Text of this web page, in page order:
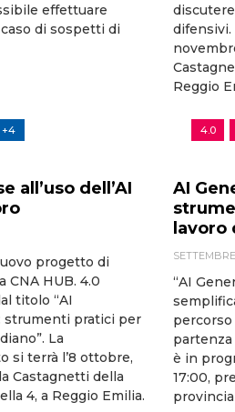
effettuare
di sospetti di
difensivi.
Reggio
+4
all’uso dell’AI
progetto di
CNA HUB. 4.0
titolo “AI
strumenti pratici per
La
si terrà l’8 ottobre,
Castagnetti della
4, a Reggio Emilia.
4.0
AI
lavoro
“AI
è in
17:00,